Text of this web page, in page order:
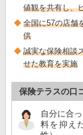
値観を共有し、
全国に57の店舗
供
誠実な保険相談
せた教育を実施
保険テラスの口
自分に合
料を抑え